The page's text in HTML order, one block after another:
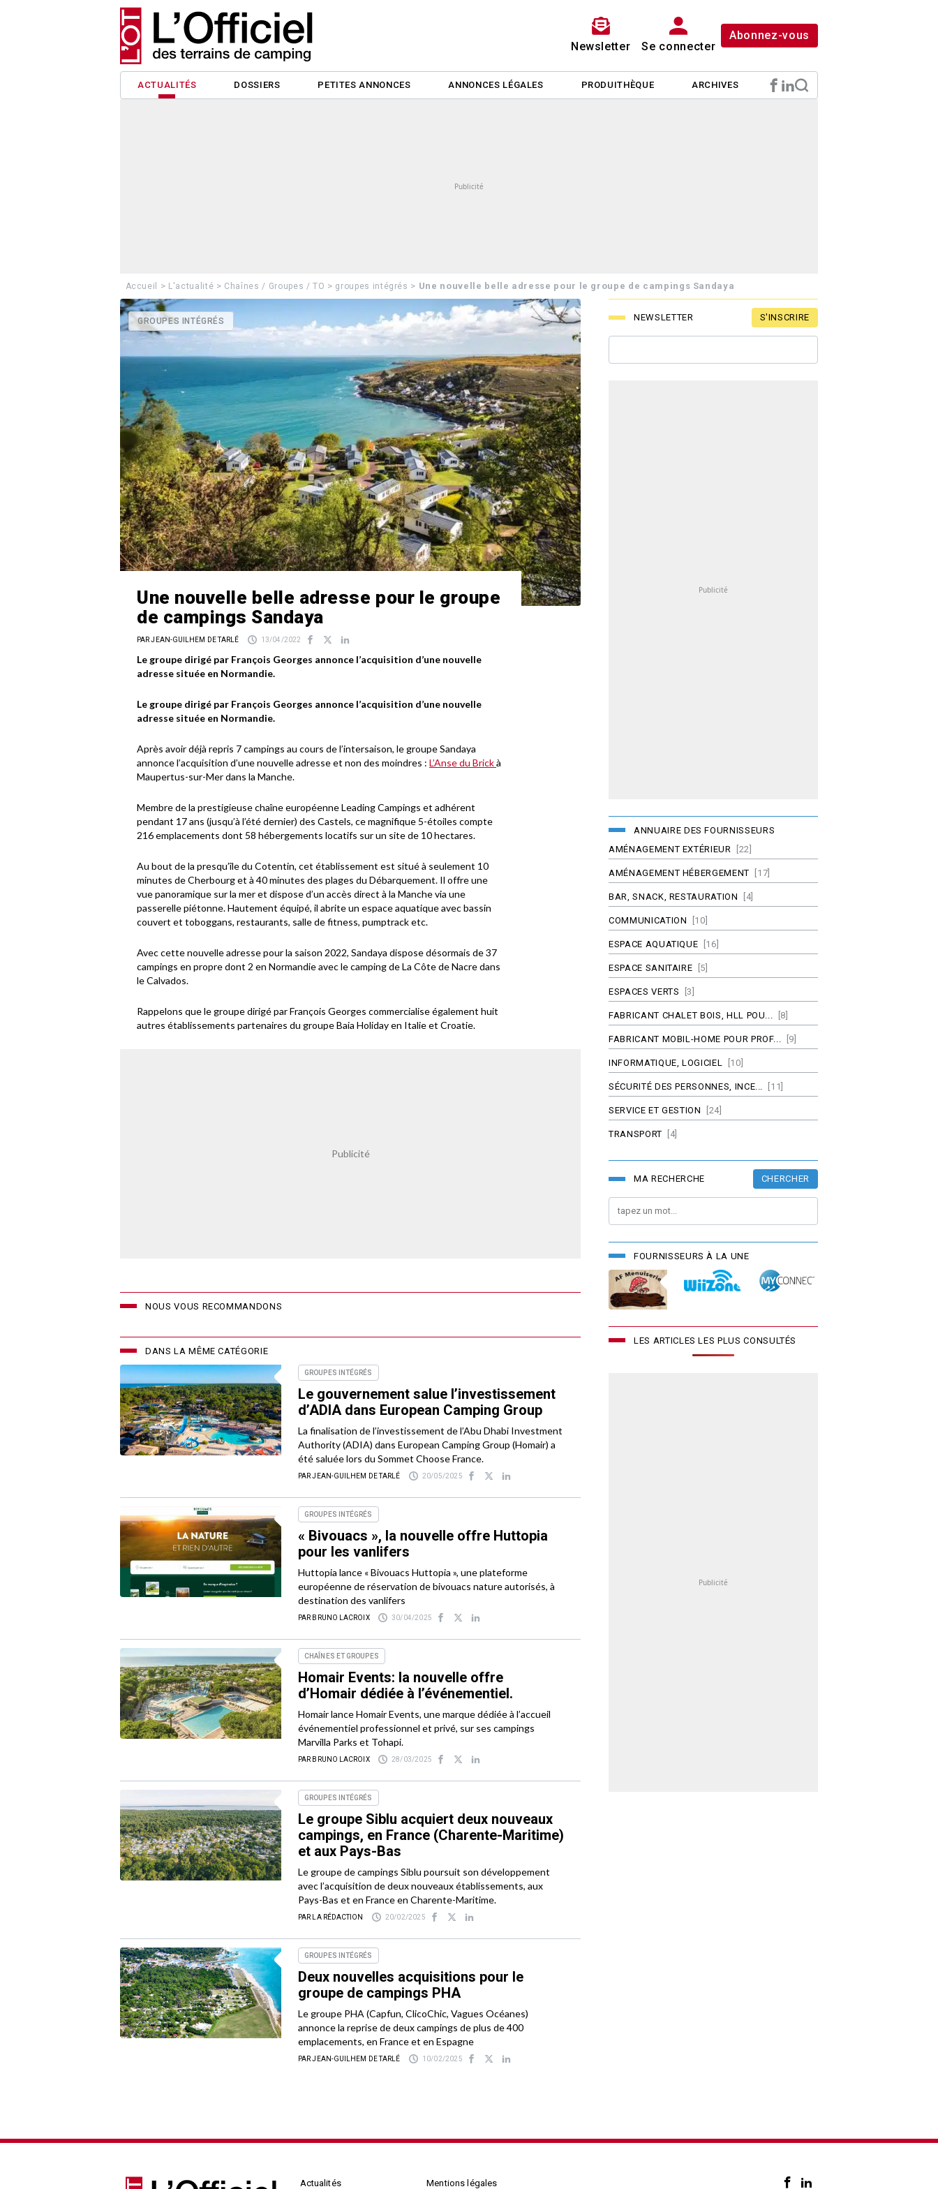
Newsletter Se connecter
Abonnez-vous
ACTUALITÉS DOSSIERS PETITES ANNONCES ANNONCES LÉGALES PRODUITHÈQUE ARCHIVES
Accueil > L'actualité > Chaînes / Groupes / TO > groupes intégrés > Une nouvelle belle adresse pour le groupe de campings Sandaya
GROUPES INTÉGRÉS
Une nouvelle belle adresse pour le groupe
de campings Sandaya
PAR JEAN-GUILHEM DE TARLÉ 13/04/2022
Le groupe dirigé par François Georges annonce l’acquisition d’une nouvelle
adresse située en Normandie.
Le groupe dirigé par François Georges annonce l’acquisition d’une nouvelle
adresse située en Normandie.
Après avoir déjà repris 7 campings au cours de l’intersaison, le groupe Sandaya
annonce l’acquisition d’une nouvelle adresse et non des moindres : L’Anse du Brickà
Maupertus-sur-Mer dans la Manche.
Membre de la prestigieuse chaîne européenne Leading Campings et adhérent
pendant 17 ans (jusqu’à l’été dernier) des Castels, ce magnifique 5-étoiles compte
216 emplacements dont 58 hébergements locatifs sur un site de 10 hectares.
Au bout de la presqu’île du Cotentin, cet établissement est situé à seulement 10
minutes de Cherbourg et à 40 minutes des plages du Débarquement. Il offre une
vue panoramique sur la mer et dispose d’un accès direct à la Manche via une
passerelle piétonne. Hautement équipé, il abrite un espace aquatique avec bassin
couvert et toboggans, restaurants, salle de fitness, pumptrack etc.
Avec cette nouvelle adresse pour la saison 2022, Sandaya dispose désormais de 37
campings en propre dont 2 en Normandie avec le camping de La Côte de Nacre dans
le Calvados.
Rappelons que le groupe dirigé par François Georges commercialise également huit
autres établissements partenaires du groupe Baia Holiday en Italie et Croatie.
NOUS VOUS RECOMMANDONS
DANS LA MÊME CATÉGORIE
GROUPES INTÉGRÉS
Le gouvernement salue l’investissement
d’ADIA dans European Camping Group
La finalisation de l’investissement de l’Abu Dhabi Investment
Authority (ADIA) dans European Camping Group (Homair) a
été saluée lors du Sommet Choose France.
PAR JEAN-GUILHEM DE TARLÉ 20/05/2025
GROUPES INTÉGRÉS
« Bivouacs », la nouvelle offre Huttopia
pour les vanlifers
Huttopia lance « Bivouacs Huttopia », une plateforme
européenne de réservation de bivouacs nature autorisés, à
destination des vanlifers
PAR BRUNO LACROIX 30/04/2025
CHAÎNES ET GROUPES
Homair Events: la nouvelle offre
d’Homair dédiée à l’événementiel.
Homair lance Homair Events, une marque dédiée à l’accueil
événementiel professionnel et privé, sur ses campings
Marvilla Parks et Tohapi.
PAR BRUNO LACROIX 28/03/2025
GROUPES INTÉGRÉS
Le groupe Siblu acquiert deux nouveaux
campings, en France (Charente-Maritime)
et aux Pays-Bas
Le groupe de campings Siblu poursuit son développement
avec l’acquisition de deux nouveaux établissements, aux
Pays-Bas et en France en Charente-Maritime.
PAR LA RÉDACTION 20/02/2025
GROUPES INTÉGRÉS
Deux nouvelles acquisitions pour le
groupe de campings PHA
Le groupe PHA (Capfun, ClicoChic, Vagues Océanes)
annonce la reprise de deux campings de plus de 400
emplacements, en France et en Espagne
PAR JEAN-GUILHEM DE TARLÉ 10/02/2025
NEWSLETTER S'INSCRIRE
ANNUAIRE DES FOURNISSEURS
AMÉNAGEMENT EXTÉRIEUR
[22]
AMÉNAGEMENT HÉBERGEMENT [17]
BAR, SNACK, RESTAURATION [4]
COMMUNICATION [10]
ESPACE AQUATIQUE [16]
ESPACE SANITAIRE [5]
ESPACES VERTS [3]
FABRICANT CHALET BOIS, HLL POU... [8]
FABRICANT MOBIL-HOME POUR PROF... [9]
INFORMATIQUE, LOGICIEL [10]
SÉCURITÉ DES PERSONNES, INCE... [11]
SERVICE ET GESTION [24]
TRANSPORT [4]
MA RECHERCHE CHERCHER
FOURNISSEURS À LA UNE
LES ARTICLES LES PLUS CONSULTÉS
Actualités Mentions légales